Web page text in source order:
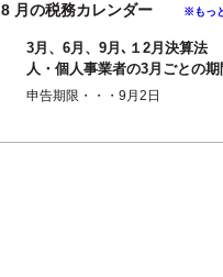
8 月の税務カレンダー ※もっ
3月、6月、9月､１2月決算法
人・個人事業者の3月ごとの期
短縮に係る確定申告＜消費税
申告期限・・・9月2日